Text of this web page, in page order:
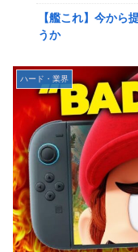
うか
【艦これ】バニ黒
【ポケモンGO】リ
ない奴多くね？
【衝撃】クルタ族
ロロの演劇のせい
【悲報】ライター
死神のコスプレを
男を逮捕ｗｗｗ
【画像】コスプレ
【艦これ】今から
うか
【速報】専門家「
の”があったんだ
【画像】かつて天
【速報】熊本イオ
【悲報】コレコレ
ィガードつけるわ…
【悲報】有名漫画
した。肝臓に転移
ハード・業界